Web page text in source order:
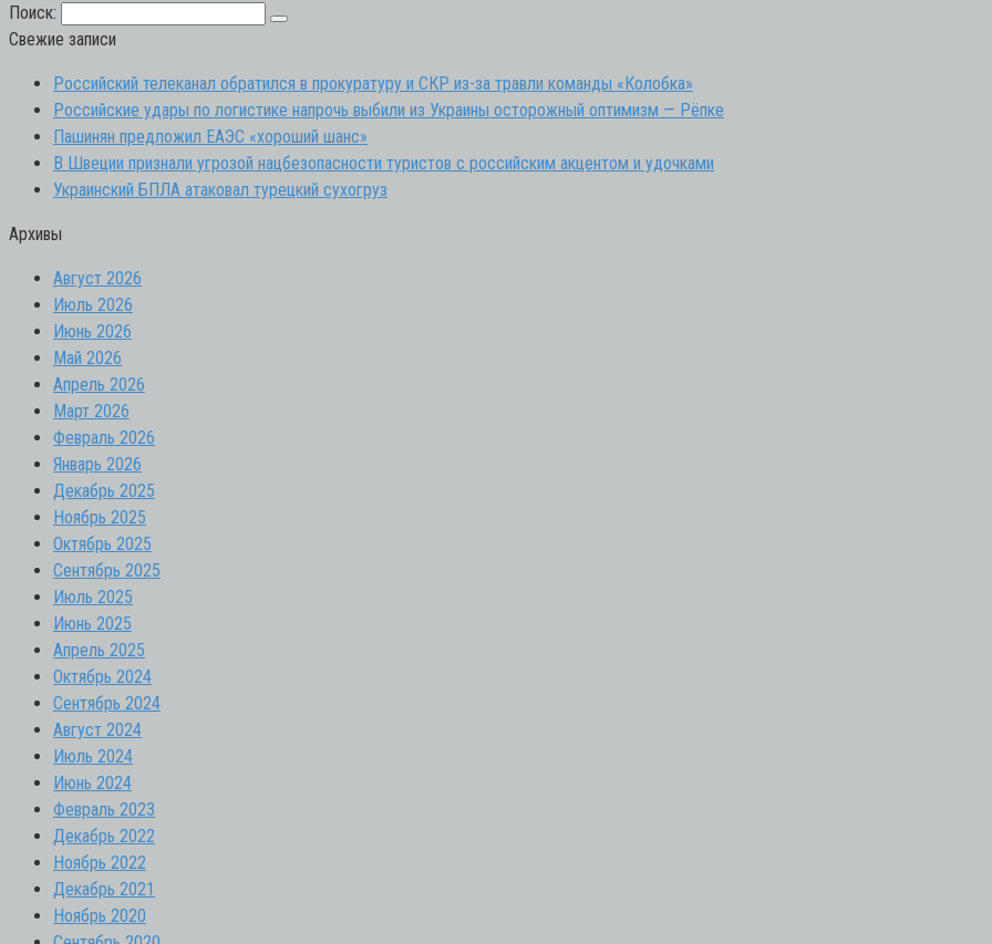
Поиск:
Свежие записи
Российский телеканал обратился в прокуратуру и СКР из-за травли команды «Колобка»
Российские удары по логистике напрочь выбили из Украины осторожный оптимизм — Рёпке
Пашинян предложил ЕАЭС «хороший шанс»
В Швеции признали угрозой нацбезопасности туристов с российским акцентом и удочками
Украинский БПЛА атаковал турецкий сухогруз
Архивы
Август 2026
Июль 2026
Июнь 2026
Май 2026
Апрель 2026
Март 2026
Февраль 2026
Январь 2026
Декабрь 2025
Ноябрь 2025
Октябрь 2025
Сентябрь 2025
Июль 2025
Июнь 2025
Апрель 2025
Октябрь 2024
Сентябрь 2024
Август 2024
Июль 2024
Июнь 2024
Февраль 2023
Декабрь 2022
Ноябрь 2022
Декабрь 2021
Ноябрь 2020